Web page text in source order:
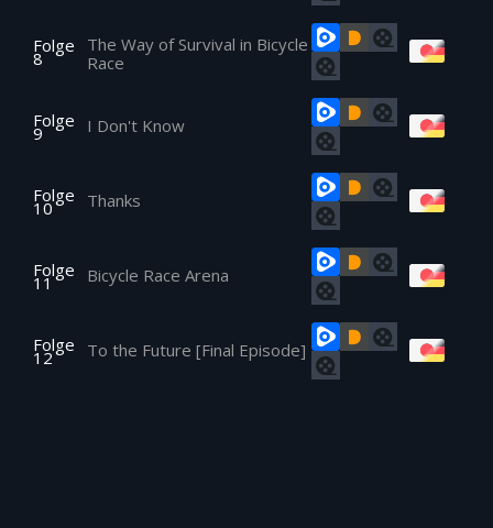
Folge
8
The Way of Survival in Bicycle
Race
Folge
9 I Don't Know
Folge
10 Thanks
Folge
11 Bicycle Race Arena
Folge
12 To the Future [Final Episode]